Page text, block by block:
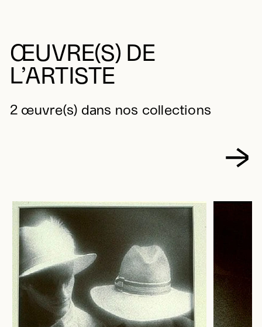
ŒUVRE(S) DE
L’ARTISTE
2 œuvre(s) dans nos collections